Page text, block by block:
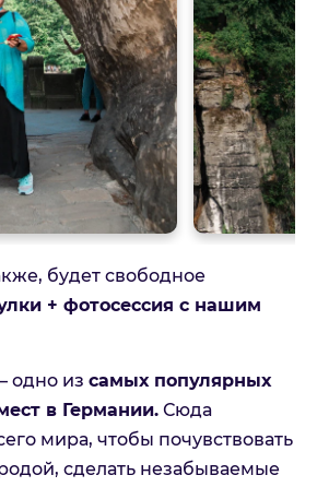
будет свободное
+ фотосессия с нашим
одно из самых популярных
в Германии. Сюда
мира, чтобы почувствовать
сделать незабываемые
Саксонская